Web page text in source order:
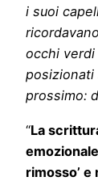
i suoi
occhi verdi
posizionati
prossimo:
“La
rimosso’ e